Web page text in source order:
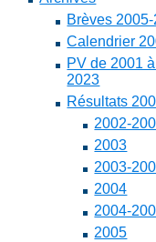
Brèves
Calendrier
PV de 2001
2023
Résultats
2002-
2003
2003-
2004
2004-
2005